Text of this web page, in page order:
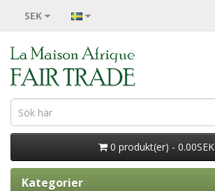
SEK
0 produkt(er) - 0.00SEK
Kategorier